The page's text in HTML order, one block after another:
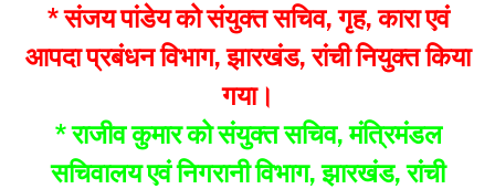
* संजय पांडेय को संयुक्त सचिव, गृह, कारा एवं
आपदा प्रबंधन विभाग, झारखंड, रांची नियुक्त किया
गया।
* राजीव कुमार को संयुक्त सचिव, मंत्रिमंडल
सचिवालय एवं निगरानी विभाग, झारखंड, रांची